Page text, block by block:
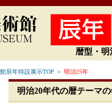
暦型・明
辰年特設展示TOP ＞ 明治25年
明治20年代の暦テーマの